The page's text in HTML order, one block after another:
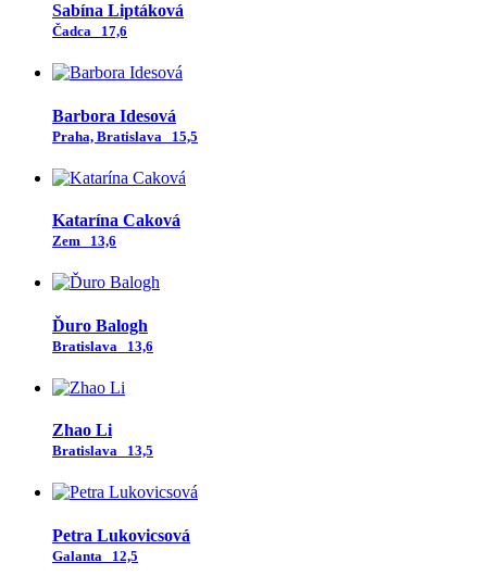
Sabína Liptáková
Čadca 17,6
Barbora Idesová
Praha, Bratislava 15,5
Katarína Caková
Zem 13,6
Ďuro Balogh
Bratislava 13,6
Zhao Li
Bratislava 13,5
Petra Lukovicsová
Galanta 12,5